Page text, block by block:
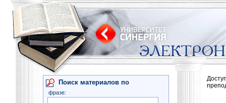
Поиск материалов по
фразе: